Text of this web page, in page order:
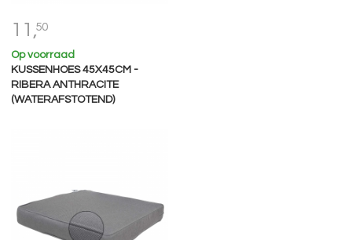
11,50
Op voorraad
KUSSENHOES 45X45CM -
RIBERA ANTHRACITE
(WATERAFSTOTEND)